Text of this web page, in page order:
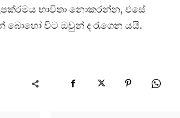
භාවිතා නොකරන්න, එසේ
බොහෝ විට ඔවුන් ද රැගෙන යයි.